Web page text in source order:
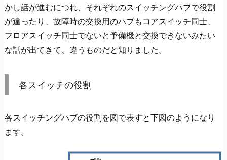
かし話が進むにつれ、それぞれのスイッチングハブで役割
が違ったり、故障時の交換用のハブもコアスイッチ同士、
フロアスイッチ同士でないと予備機と交換できないみたい
な話が出てきて、違うものだと知りました。
各スイッチの役割
各スイッチングハブの役割を図で表すと下図のようになり
ます。